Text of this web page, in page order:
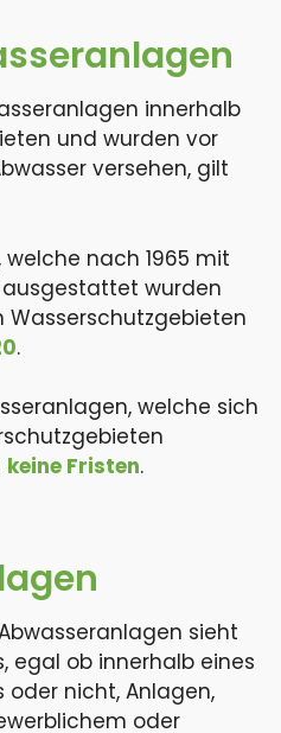
innerhalb
und wurden vor
versehen, gilt
nach 1965 mit
wurden
Wasserschutzgebieten
.
welche sich
keine Fristen.
sieht
egal ob innerhalb eines
nicht, Anlagen,
oder